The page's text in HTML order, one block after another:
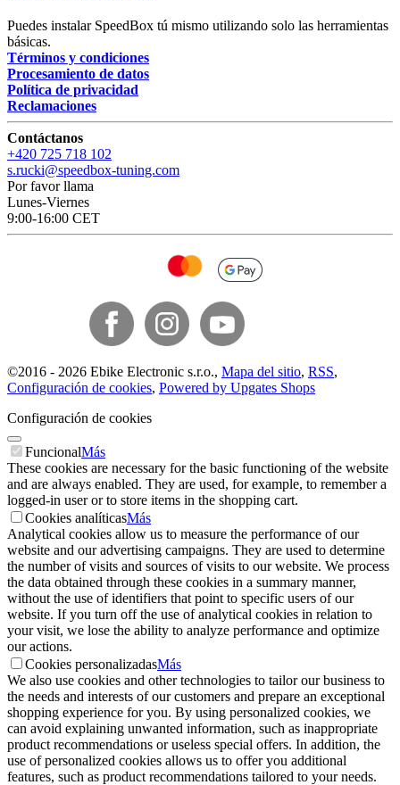
Puedes instalar SpeedBox tú mismo utilizando solo las herramientas
básicas.
Términos y condiciones
Procesamiento de datos
Política de privacidad
Reclamaciones
Contáctanos
+420 725 718 102
s.rucki@speedbox-tuning.com
Por favor llama
Lunes-Viernes
9:00-16:00 CET
©2016 - 2026 Ebike Electronic s.r.o., Mapa del sitio, RSS,
Configuración de cookies, Powered by Upgates Shops
Configuración de cookies
FuncionalMás
These cookies are necessary for the basic functioning of the website
and are always enabled. They are used, for example, to remember a
logged-in user or to store items in the shopping cart.
Cookies analíticasMás
Analytical cookies allow us to measure the performance of our
website and our advertising campaigns. They are used to determine
the number of visits and sources of visits to our website. We process
the data obtained through these cookies in a summary manner,
without the use of identifiers that point to specific users of our
website. If you turn off the use of analytical cookies in relation to
your visit, we lose the ability to analyze performance and optimize
our actions.
Cookies personalizadasMás
We also use cookies and other technologies to tailor our business to
the needs and interests of our customers and prepare an exceptional
shopping experience for you. By using personalized cookies, we
can avoid explaining unwanted information, such as inappropriate
product recommendations or useless special offers. In addition, the
use of personalized cookies allows us to offer you additional
features, such as product recommendations tailored to your needs.